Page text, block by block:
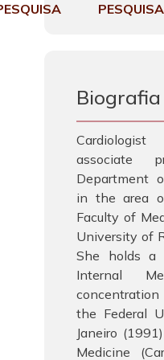
PESQUISA
Biografia
associate
Department
in the area
Faculty of
University of
She holds a
Internal
the Federal
Janeiro
Medicine